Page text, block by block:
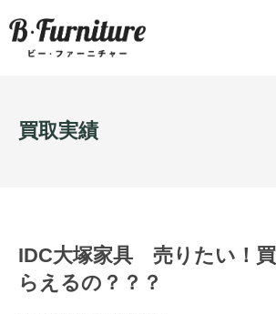
買取実績
IDC大塚家具 売りたい！
らえるの？？？